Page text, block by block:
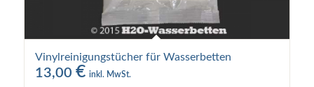
Vinylreinigungstücher für Wasserbetten
13,00 € inkl. MwSt.